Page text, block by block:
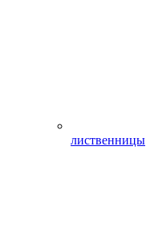
лиственницы